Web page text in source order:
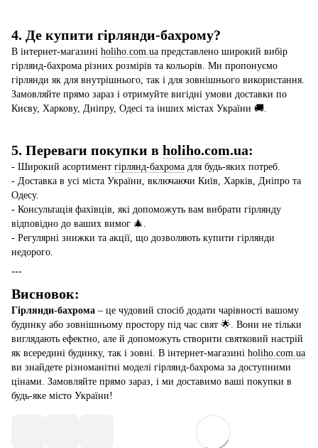
4. Де купити гірлянди-бахрому?
В інтернет-магазині holiho.com.ua представлено широкий вибір
гірлянд-бахрома різних розмірів та кольорів. Ми пропонуємо
гірлянди як для внутрішнього, так і для зовнішнього використання.
Замовляйте прямо зараз і отримуйте вигідні умови доставки по
Києву, Харкову, Дніпру, Одесі та інших містах України 🚚.
5. Переваги покупки в holiho.com.ua:
- Широкий асортимент гірлянд-бахрома для будь-яких потреб.
- Доставка в усі міста України, включаючи Київ, Харків, Дніпро та
Одесу.
- Консультація фахівців, які допоможуть вам вибрати гірлянду
відповідно до ваших вимог 🎄.
- Регулярні знижки та акції, що дозволяють купити гірлянди
недорого.
---
Висновок:
Гірлянди-бахрома – це чудовий спосіб додати чарівності вашому
будинку або зовнішньому простору під час свят 🌟. Вони не тільки
виглядають ефектно, але й допоможуть створити святковий настрій
як всередині будинку, так і зовні. В інтернет-магазині holiho.com.ua
ви знайдете різноманітні моделі гірлянд-бахрома за доступними
цінами. Замовляйте прямо зараз, і ми доставимо ваші покупки в
будь-яке місто України!